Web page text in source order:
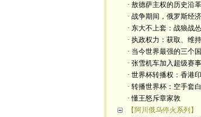
· 敖德萨主权的历史沿
· 战争期间，俄罗斯经
· 东大不上套：战狼战
· 执政权力：获取、维
· 当今世界最强的三个
· 张雪机车加入超级赛
· 世界杯转播权：香港
· 转播世界杯：空手套
· 懂王怒斥章家敦
【阿川俄乌停火系列】